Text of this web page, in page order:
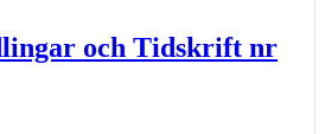
och Tidskrift nr